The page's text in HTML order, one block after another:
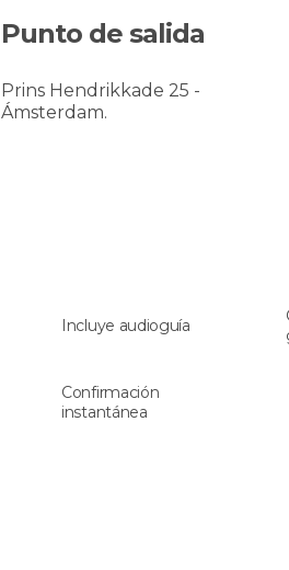
Punto de salida
Prins Hendrikkade 25 -
Ámsterdam.
Incluye audioguía
Confirmación
instantánea